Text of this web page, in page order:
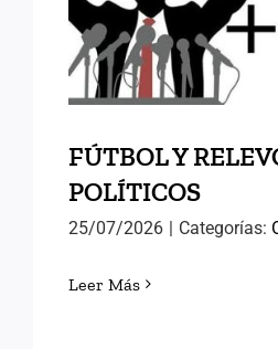
FÚTBOL Y
FÚTBOL Y
POLÍTICOS
25/07/2026 | Categorías:
Leer Más